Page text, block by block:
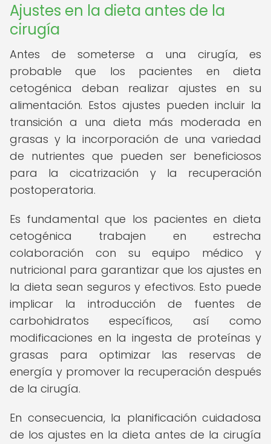
Ajustes en la dieta antes de la
cirugía
Antes de someterse a una cirugía, es
probable que los pacientes en dieta
cetogénica deban realizar ajustes en su
alimentación. Estos ajustes pueden incluir la
transición a una dieta más moderada en
grasas y la incorporación de una variedad
de nutrientes que pueden ser beneficiosos
para la cicatrización y la recuperación
postoperatoria.
Es fundamental que los pacientes en dieta
cetogénica trabajen en estrecha
colaboración con su equipo médico y
nutricional para garantizar que los ajustes en
la dieta sean seguros y efectivos. Esto puede
implicar la introducción de fuentes de
carbohidratos específicos, así como
modificaciones en la ingesta de proteínas y
grasas para optimizar las reservas de
energía y promover la recuperación después
de la cirugía.
En consecuencia, la planificación cuidadosa
de los ajustes en la dieta antes de la cirugía